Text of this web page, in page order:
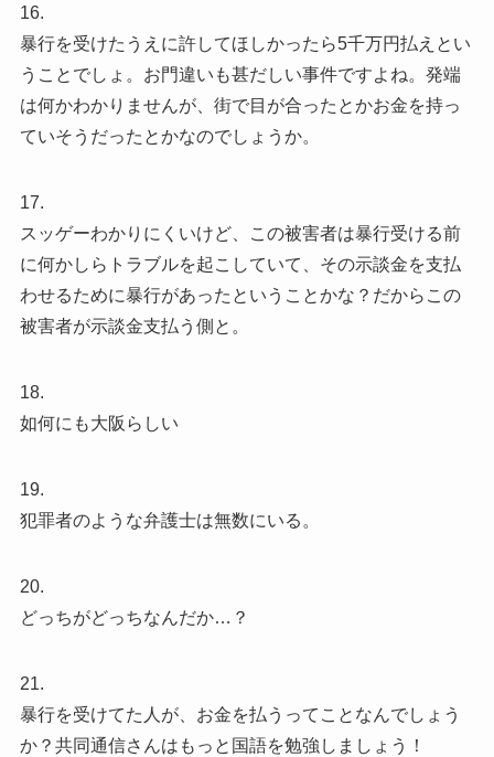
16.
暴行を受けたうえに許してほしかったら5千万円払えとい
うことでしょ。お門違いも甚だしい事件ですよね。発端
は何かわかりませんが、街で目が合ったとかお金を持っ
ていそうだったとかなのでしょうか。
17.
スッゲーわかりにくいけど、この被害者は暴行受ける前
に何かしらトラブルを起こしていて、その示談金を支払
わせるために暴行があったということかな？だからこの
被害者が示談金支払う側と。
18.
如何にも大阪らしい
19.
犯罪者のような弁護士は無数にいる。
20.
どっちがどっちなんだか…？
21.
暴行を受けてた人が、お金を払うってことなんでしょう
か？共同通信さんはもっと国語を勉強しましょう！